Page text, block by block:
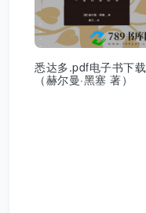
悉达多.pdf电子书下载
（赫尔曼·黑塞 著）